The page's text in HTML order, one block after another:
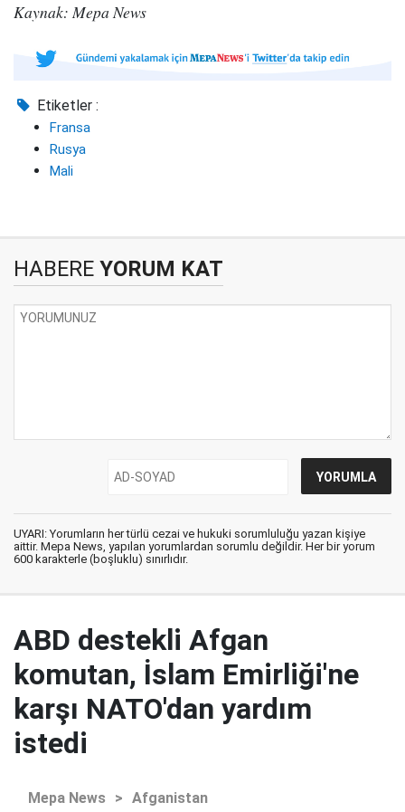
Kaynak: Mepa News
Etiketler :
Fransa
Rusya
Mali
HABERE YORUM KAT
UYARI: Yorumların her türlü cezai ve hukuki sorumluluğu yazan kişiye
aittir. Mepa News, yapılan yorumlardan sorumlu değildir. Her bir yorum
600 karakterle (boşluklu) sınırlıdır.
ABD destekli Afgan
komutan, İslam Emirliği'ne
karşı NATO'dan yardım
istedi
Mepa News > Afganistan